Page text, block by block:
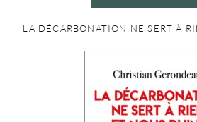
LA DÉCARBONATION NE SERT À